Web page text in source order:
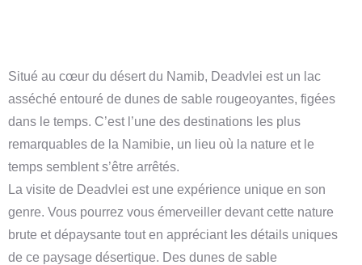
Situé au cœur du désert du Namib, Deadvlei est un lac
asséché entouré de dunes de sable rougeoyantes, figées
dans le temps. C’est l’une des destinations les plus
remarquables de la Namibie, un lieu où la nature et le
temps semblent s’être arrêtés.
La visite de Deadvlei est une expérience unique en son
genre. Vous pourrez vous émerveiller devant cette nature
brute et dépaysante tout en appréciant les détails uniques
de ce paysage désertique. Des dunes de sable